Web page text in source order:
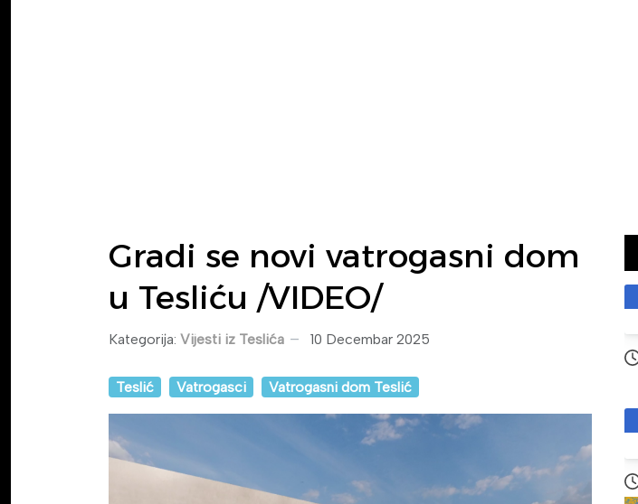
Gradi se novi vatrogasni dom
u Tesliću /VIDEO/
Kategorija: Vijesti iz Teslića 10 Decembar 2025
Teslić Vatrogasci Vatrogasni dom Teslić